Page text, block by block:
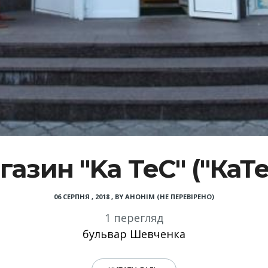
"Ka TeC"
06 СЕРПНЯ , 2018 , BY АНОНІМ (НЕ ПЕРЕВІРЕНО)
1 перегляд
бульвар Шевченка